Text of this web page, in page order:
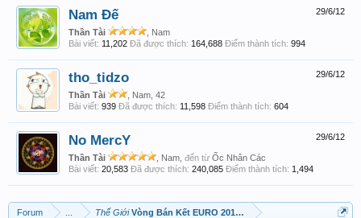
29/6/12
Nam Đế
Thần Tài
, Nam
Bài viết: 11,202 Đã được thích: 164,688 Điểm thành tích: 994
29/6/12
tho_tidzo
Thần Tài
, Nam, 42
Bài viết: 939 Đã được thích: 11,598 Điểm thành tích: 604
29/6/12
No MercY
Thần Tài , Nam, đến từ Ốc Nhân Các
Bài viết: 20,583 Đã được thích: 240,085 Điểm thành tích: 1,494
Forum Thế GiớiVòng Bán Kết EURO 2012!!!